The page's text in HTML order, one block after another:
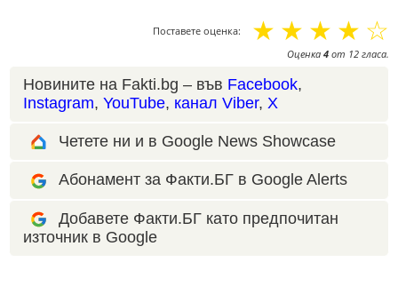
Поставете оценка: ☆
☆
☆
☆
☆
Оценка 4 от 12 гласа.
Новините на Fakti.bg – във Facebook,
Instagram, YouTube, канал Viber, X
Четете ни и в Google News Showcase
Абонамент за Факти.БГ в Google Alerts
Добавете Факти.БГ като предпочитан
източник в Google